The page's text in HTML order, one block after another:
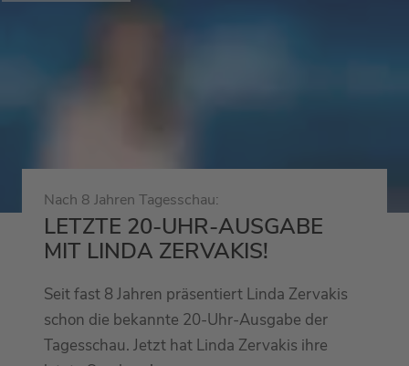
Nach 8 Jahren Tagesschau:
LETZTE 20-UHR-AUSGABE
MIT LINDA ZERVAKIS!
Seit fast 8 Jahren präsentiert Linda Zervakis
schon die bekannte 20-Uhr-Ausgabe der
Tagesschau. Jetzt hat Linda Zervakis ihre